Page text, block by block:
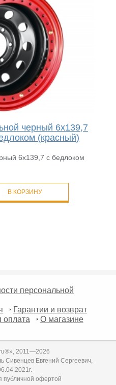
черный 6x139,7
(красный)
6x139,7 с бедлоком
В КОРЗИНУ
персональной
Гарантии и возврат
оплата
О магазине
2011—2026
Сивенцев Евгений Сергеевич,
публичной офертой